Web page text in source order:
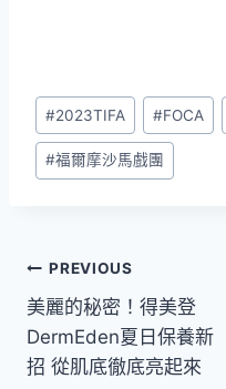
Post
Tags:
#2023TIFA #FOCA
#福爾摩沙馬戲團
文
章
導
PREVIOUS
美麗的秘密！得美登
DermEden夏日保養新
招 從肌底徹底亮起來